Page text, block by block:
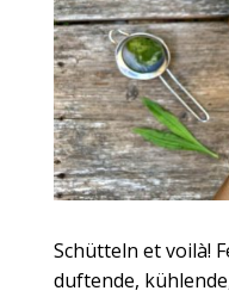
Schütteln et voilà!
duftende,